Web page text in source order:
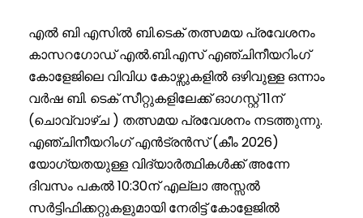
എൽ ബി എസിൽ ബി.ടെക് തത്സമയ പ്രവേശനം
കാസറഗോഡ് എൽ.ബി.എസ് എഞ്ചിനീയറിംഗ്
കോളേജിലെ വിവിധ കോഴ്സുകളിൽ ഒഴിവുള്ള ഒന്നാം
വർഷ ബി. ടെക് സീറ്റുകളിലേക്ക് ഓഗസ്റ്റ് 11ന്
(ചൊവ്വാഴ്ച ) തത്സമയ പ്രവേശനം നടത്തുന്നു.
എഞ്ചിനീയറിംഗ് എൻട്രൻസ് (കീം 2026)
യോഗ്യതയുള്ള വിദ്യാർത്ഥികൾക്ക് അന്നേ
ദിവസം പകൽ 10:30ന് എല്ലാ അസ്സൽ
സർട്ടിഫിക്കറ്റുകളുമായി നേരിട്ട് കോളേജിൽ